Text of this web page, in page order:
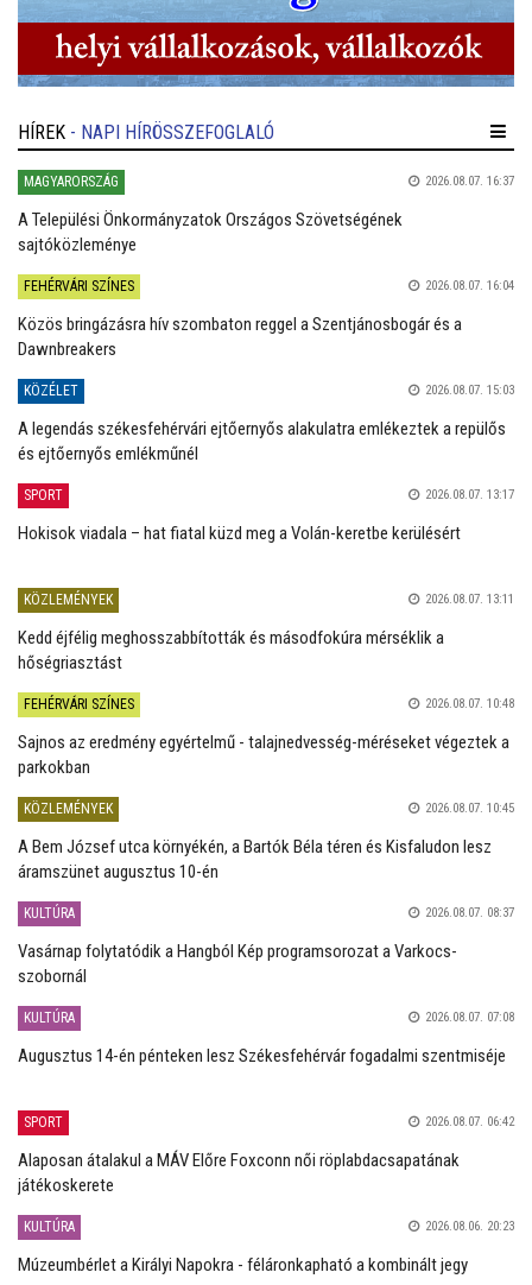
HÍREK - NAPI HÍRÖSSZEFOGLALÓ
MAGYARORSZÁG 2026.08.07. 16:37
A Települési Önkormányzatok Országos Szövetségének
sajtóközleménye
FEHÉRVÁRI SZÍNES 2026.08.07. 16:04
Közös bringázásra hív szombaton reggel a Szentjánosbogár és a
Dawnbreakers
KÖZÉLET 2026.08.07. 15:03
A legendás székesfehérvári ejtőernyős alakulatra emlékeztek a repülős
és ejtőernyős emlékműnél
SPORT 2026.08.07. 13:17
Hokisok viadala – hat fiatal küzd meg a Volán-keretbe kerülésért
KÖZLEMÉNYEK 2026.08.07. 13:11
Kedd éjfélig meghosszabbították és másodfokúra mérséklik a
hőségriasztást
FEHÉRVÁRI SZÍNES 2026.08.07. 10:48
Sajnos az eredmény egyértelmű - talajnedvesség-méréseket végeztek a
parkokban
KÖZLEMÉNYEK 2026.08.07. 10:45
A Bem József utca környékén, a Bartók Béla téren és Kisfaludon lesz
áramszünet augusztus 10-én
KULTÚRA 2026.08.07. 08:37
Vasárnap folytatódik a Hangból Kép programsorozat a Varkocs-
szobornál
KULTÚRA 2026.08.07. 07:08
Augusztus 14-én pénteken lesz Székesfehérvár fogadalmi szentmiséje
SPORT 2026.08.07. 06:42
Alaposan átalakul a MÁV Előre Foxconn női röplabdacsapatának
játékoskerete
KULTÚRA 2026.08.06. 20:23
Múzeumbérlet a Királyi Napokra - féláronkapható a kombinált jegy